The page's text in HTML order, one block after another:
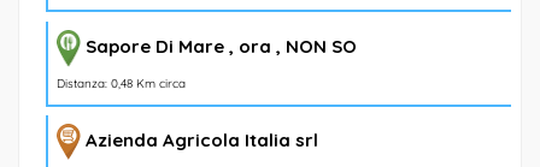
Sapore Di Mare , ora , NON SO
Distanza: 0,48 Km circa
Azienda Agricola Italia srl